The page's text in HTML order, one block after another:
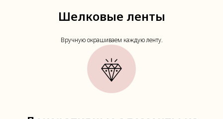
Шелковые ленты
Вручную окрашиваем каждую ленту.